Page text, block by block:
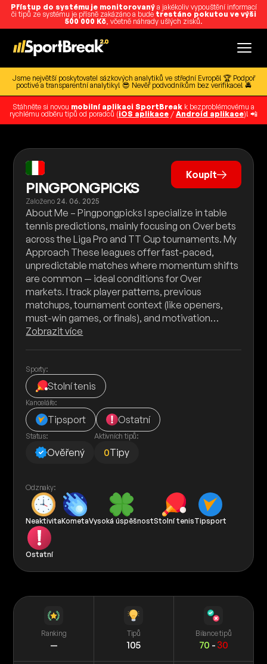
Přístup do systému je monitorovanýa jakékoliv vypouštění informací
či tipů ze systému je přísně zakázáno a bude trestáno pokutou ve výši
500 000 Kč, včetně náhrady ušlých zisků.
Jsme největší poskytovatel sázkových analytiků ve střední Evropě! 🏆 Podpoř
poctivé a transparentní analytiky! 😎 Nevěř podvodníkům bez verifikace! 🚔
Stáhněte si novou mobilní aplikaci SportBreak k bezproblémovému a
rychlému odběru tipů od poradců (iOS aplikace / Android aplikace)! 📲
PINGPONGPICKS
Založeno 24. 06. 2025
Koupit
About Me – Pingpongpicks I specialize in table
tennis predictions, mainly focusing on Over bets
across the Liga Pro and TT Cup tournaments. My
Approach These leagues offer fast-paced,
unpredictable matches where momentum shifts
are common — ideal conditions for Over
markets. I track player patterns, previous
matchups, tournament context (like openers,
must-win games, or finals), and motivation…
Zobrazit více
Sporty:
Stolní tenis
Kanceláře:
Tipsport Ostatní
Status:
Ověřený
Aktivních tipů:
0Tipy
Odznaky:
NeaktivitaKometaVysoká úspěšnostStolní tenisTipsport
Ostatní
Ranking
—
Tipů
105
Bilance tipů
70 - 30